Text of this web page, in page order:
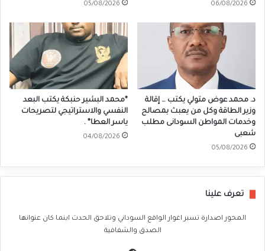
06/08/2026
05/08/2026
د. محمد عوض متولي يكتب … إقالة
وزير الطاقة وكل من يعبث بمصالح
وخدمات المواطن السودانى مطلب
شعبى
05/08/2026
*محمد البشير حنبكة يكتب البعد
النفسي والاستراتيجي لتصريحات
ياسر العطا* .
04/08/2026
تعرف علينا
المحور اصدارة تسبر اغوار الواقع السوداني وتلاحق الحدث اينما كان عنوانها
الصدق والشفافية